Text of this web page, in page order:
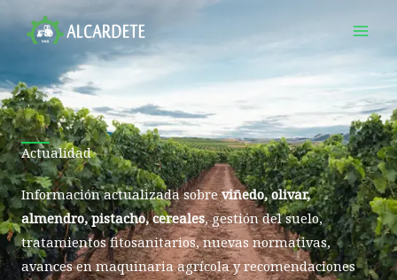
al
Actualidad
Información actualizada sobreviñedo, olivar,
almendro, pistacho, cereales, gestión del suelo,
tratamientos fitosanitarios, nuevas normativas,
avances en maquinaria agrícola y recomendaciones